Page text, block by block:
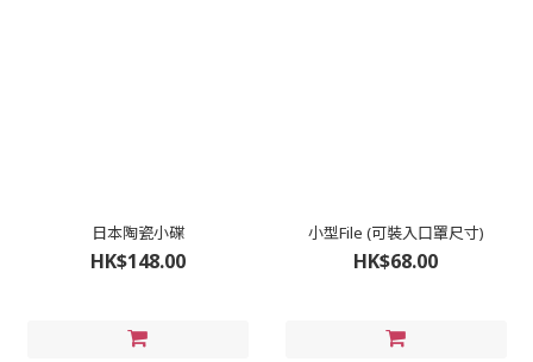
日本陶瓷小碟
HK$148.00
小型File (可裝入口罩尺寸)
HK$68.00